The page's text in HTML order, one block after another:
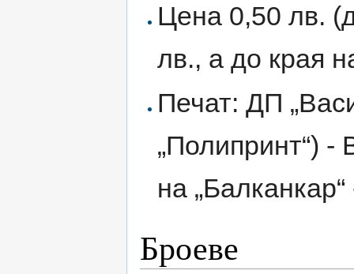
Цена 0,50 лв.
лв., а до края
Печат: ДП
„Полипринт“) -
на
Броеве